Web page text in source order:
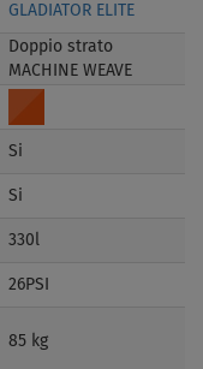
GLADIATOR ELITE
Doppio strato
MACHINE WEAVE
Si
Si
330l
26PSI
85 kg